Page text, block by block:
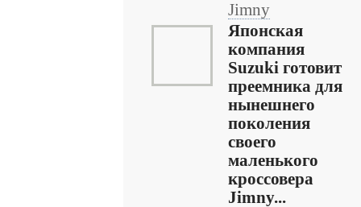
Jimny
Японская
компания
Suzuki готовит
преемника для
нынешнего
поколения
своего
маленького
кроссовера
Jimny...